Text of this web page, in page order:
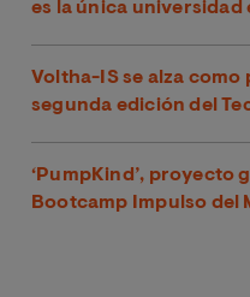
es la única universidad
Voltha-IS se alza
segunda edición del
‘PumpKind’, proyecto
Bootcamp Impulso del